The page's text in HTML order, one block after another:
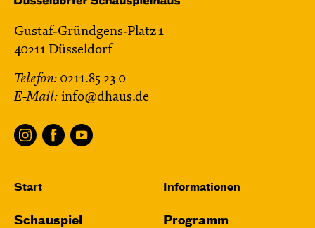
Gustaf-Gründgens-Platz 1
40211 Düsseldorf
Telefon: 0211.85 23 0
E-Mail: info@dhaus.de
Start
Schauspiel
Informationen
Programm